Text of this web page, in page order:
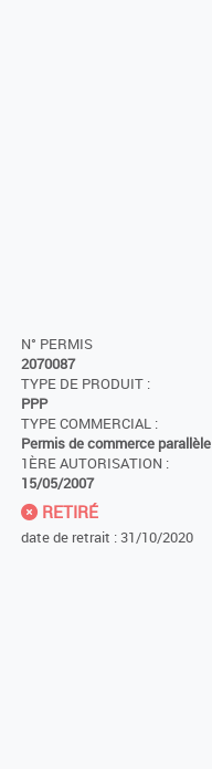
N° PERMIS
2070087
TYPE DE PRODUIT :
PPP
TYPE COMMERCIAL :
Permis de commerce parallèle
1ÈRE AUTORISATION :
15/05/2007
RETIRÉ
date de retrait : 31/10/2020